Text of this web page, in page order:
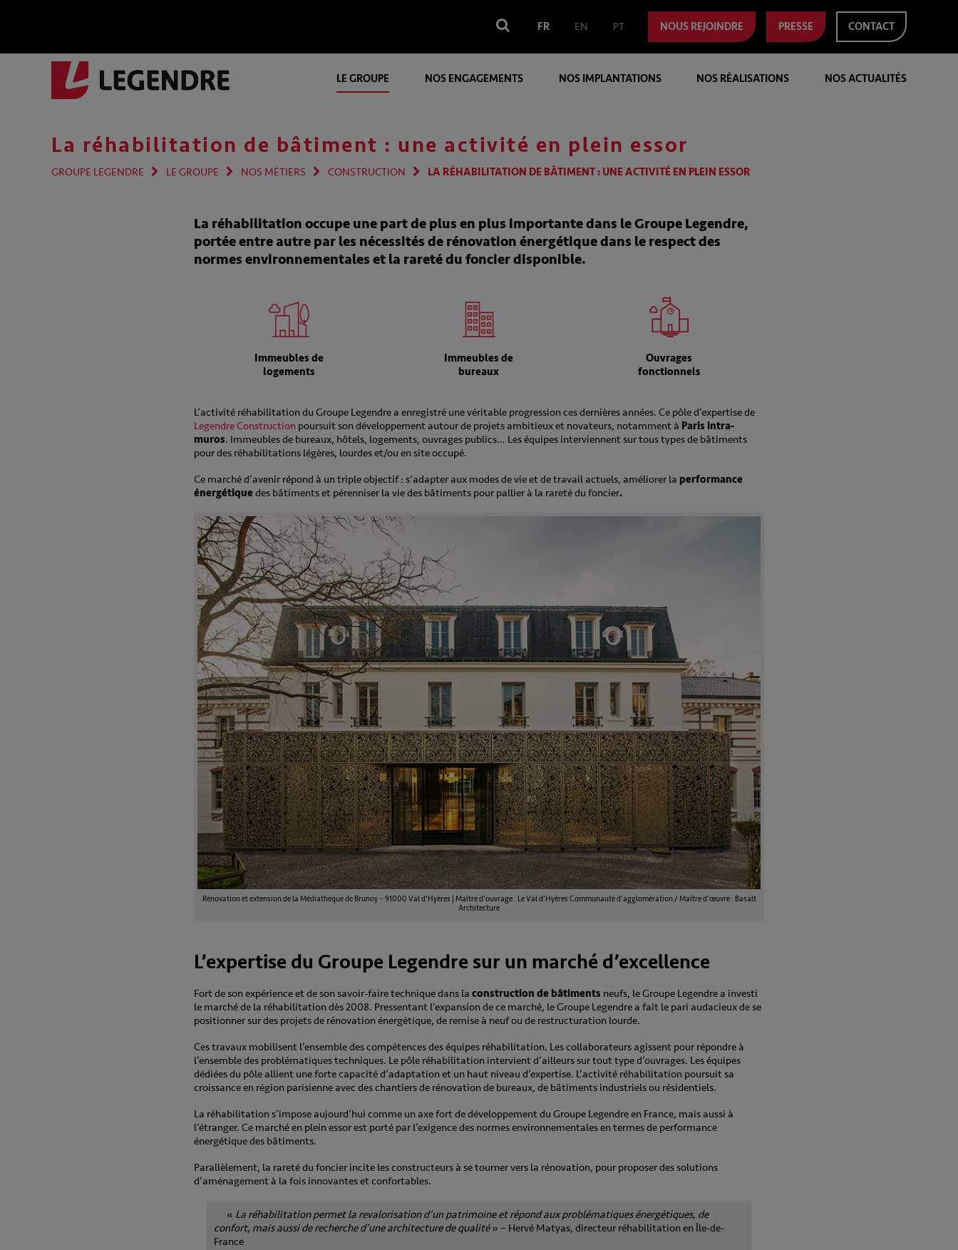
FR EN PT NOUS REJOINDRE PRESSE CONTACT
LE GROUPE NOS ENGAGEMENTS NOS IMPLANTATIONS NOS RÉALISATIONS NOS ACTUALITÉS
La réhabilitation de bâtiment : une activité en plein essor
GROUPE LEGENDRE LE GROUPE NOS MÉTIERS CONSTRUCTION LA RÉHABILITATION DE BÂTIMENT : UNE ACTIVITÉ EN PLEIN ESSOR
La réhabilitation occupe une part de plus en plus importante dans le Groupe Legendre,
portée entre autre par les nécessités de rénovation énergétique dans le respect des
normes environnementales et la rareté du foncier disponible.
Immeubles de
logements
Immeubles de
bureaux
Ouvrages
fonctionnels
L’activité réhabilitation du Groupe Legendre a enregistré une véritable progression ces dernières années. Ce pôle d’expertise de
Legendre Construction poursuit son développement autour de projets ambitieux et novateurs, notamment à Paris intra-
muros. Immeubles de bureaux, hôtels, logements, ouvrages publics… Les équipes interviennent sur tous types de bâtiments
pour des réhabilitations légères, lourdes et/ou en site occupé.
Ce marché d’avenir répond à un triple objectif : s’adapter aux modes de vie et de travail actuels, améliorer la performance
énergétiquedes bâtiments et pérenniser la vie des bâtiments pour pallier à la rareté du foncier.
Rénovation et extension de la Médiathèque de Brunoy – 91000 Val d’Hyères | Maître d’ouvrage : Le Val d’Hyères Communauté d’agglomération / Maître d’œuvre : Basalt
Architecture
L’expertise du Groupe Legendre sur un marché d’excellence
Fort de son expérience et de son savoir-faire technique dans laconstruction de bâtiments neufs, le Groupe Legendre a investi
le marché de la réhabilitation dès 2008. Pressentant l’expansion de ce marché, le Groupe Legendre a fait le pari audacieux de se
positionner sur des projets de rénovation énergétique, de remise à neuf ou de restructuration lourde.
Ces travaux mobilisent l’ensemble des compétences des équipes réhabilitation. Les collaborateurs agissent pour répondre à
l’ensemble des problématiques techniques. Le pôle réhabilitation intervient d’ailleurs sur tout type d’ouvrages. Les équipes
dédiées du pôle allient une forte capacité d’adaptation et un haut niveau d’expertise. L’activité réhabilitation poursuit sa
croissance en région parisienne avec des chantiers de rénovation de bureaux, de bâtiments industriels ou résidentiels.
La réhabilitation s’impose aujourd’hui comme un axe fort de développement du Groupe Legendre en France, mais aussi à
l’étranger. Ce marché en plein essor est porté par l’exigence des normes environnementales en termes de performance
énergétique des bâtiments.
Parallèlement, la rareté du foncier incite les constructeurs à se tourner vers la rénovation, pour proposer des solutions
d’aménagement à la fois innovantes et confortables.
« La réhabilitation permet la revalorisation d’un patrimoine et répond aux problématiques énergétiques, de
confort, mais aussi de recherche d’une architecture de qualité» – Hervé Matyas, directeur réhabilitation en Île-de-
France